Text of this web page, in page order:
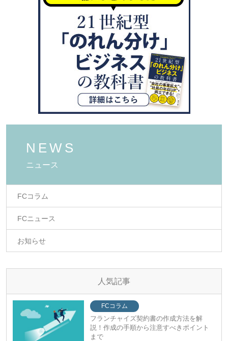
NEWS
ニュース
FCコラム
FCニュース
お知らせ
人気記事
FCコラム
フランチャイズ契約書の作成方法を解
説！作成の手順から注意すべきポイント
まで